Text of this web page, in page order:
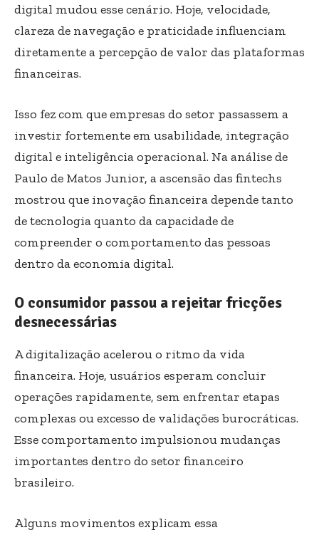
digital mudou esse cenário. Hoje, velocidade,
clareza de navegação e praticidade influenciam
diretamente a percepção de valor das plataformas
financeiras.
Isso fez com que empresas do setor passassem a
investir fortemente em usabilidade, integração
digital e inteligência operacional. Na análise de
Paulo de Matos Junior, a ascensão das fintechs
mostrou que inovação financeira depende tanto
de tecnologia quanto da capacidade de
compreender o comportamento das pessoas
dentro da economia digital.
O consumidor passou a rejeitar fricções
desnecessárias
A digitalização acelerou o ritmo da vida
financeira. Hoje, usuários esperam concluir
operações rapidamente, sem enfrentar etapas
complexas ou excesso de validações burocráticas.
Esse comportamento impulsionou mudanças
importantes dentro do setor financeiro
brasileiro.
Alguns movimentos explicam essa